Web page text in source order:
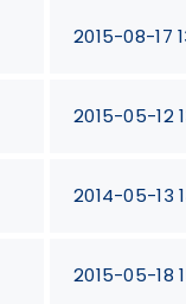
2015-08-17
2015-05-12
2014-05-13
2015-05-18